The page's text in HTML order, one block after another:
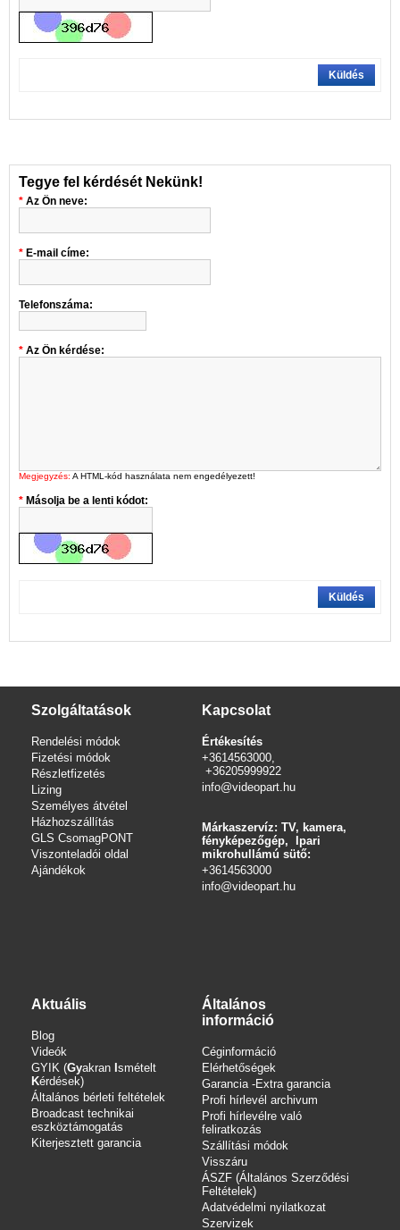
Küldés
Tegye fel kérdését Nekünk!
Az Ön neve:
E-mail címe:
Telefonszáma:
Az Ön kérdése:
Megjegyzés: A HTML-kód használata nem engedélyezett!
Másolja be a lenti kódot:
Küldés
Szolgáltatások
Rendelési módok
Fizetési módok
Részletfizetés
Lizing
Személyes átvétel
Házhozszállítás
GLS CsomagPONT
Viszonteladói oldal
Ajándékok
Kapcsolat
Értékesítés
+3614563000,
+36205999922
info@videopart.hu
Márkaszervíz: TV, kamera,
fényképezőgép, Ipari
mikrohullámú sütő:
+3614563000
info@videopart.hu
Aktuális
Blog
Videók
GYIK (Gyakran smételt
Kérdések)
Általános bérleti feltételek
Broadcast technikai
eszköztámogatás
Kiterjesztett garancia
Általános
információ
Céginformáció
Elérhetőségek
Garancia -Extra garancia
Profi hírlevél archivum
Profi hírlevélre való
feliratkozás
Szállítási módok
Visszáru
ÁSZF (Általános Szerződési
Feltételek)
Adatvédelmi nyilatkozat
Szervizek